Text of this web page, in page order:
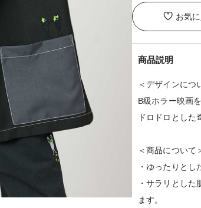
お気
商品説明
＜デザインにつ
B級ホラー映画
ドロドロとした
＜商品について
・ゆったりとし
・サラリとし
ます。